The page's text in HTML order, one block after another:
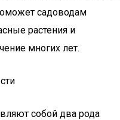
садоводам
растения и
многих лет.
собой два рода